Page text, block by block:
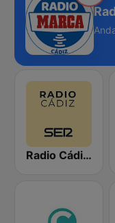
Radio Cádiz SER